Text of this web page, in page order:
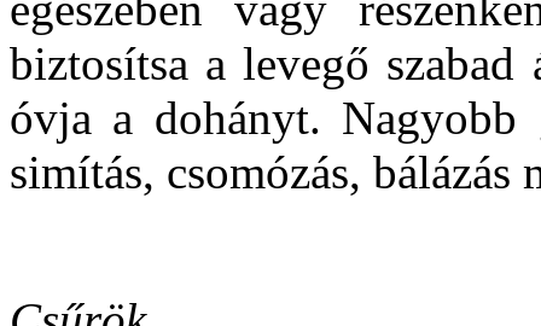
biztosítsa a levegő szabad
óvja a dohányt. Nagyobb
simítás, csomózás, bálázás